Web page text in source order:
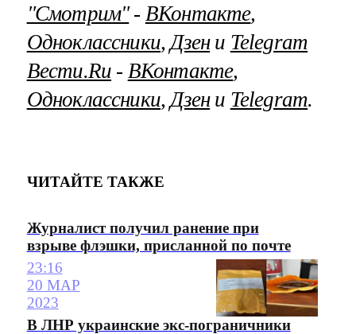
"Смотрим"‐ ВКонтакте,
Одноклассники, Дзени Telegram
Вести.Ru ‐ ВКонтакте,
Одноклассники, Дзени Telegram.
ЧИТАЙТЕ ТАКЖЕ
Журналист получил ранение при
взрыве флэшки, присланной по почте
23:16
20 МАР
2023
В ЛНР украинские экс-пограничники